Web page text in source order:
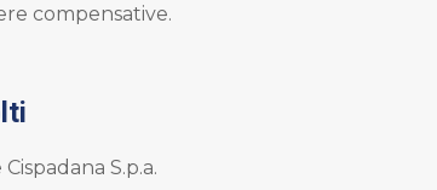
compensative.
S.p.a.